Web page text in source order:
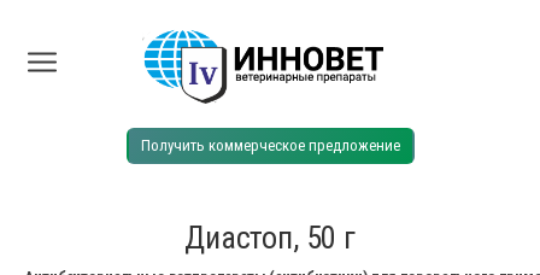
Получить коммерческое предложение
Диастоп, 50 г